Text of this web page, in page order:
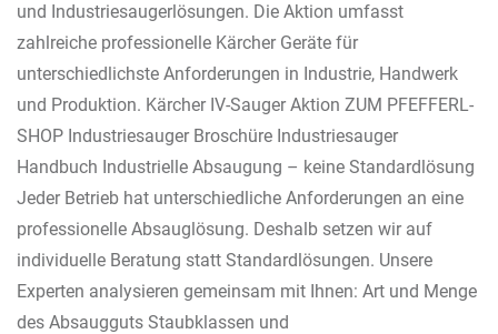
und Industriesaugerlösungen. Die Aktion umfasst
zahlreiche professionelle Kärcher Geräte für
unterschiedlichste Anforderungen in Industrie, Handwerk
und Produktion. Kärcher IV-Sauger Aktion ZUM PFEFFERL-
SHOP Industriesauger Broschüre Industriesauger
Handbuch Industrielle Absaugung – keine Standardlösung
Jeder Betrieb hat unterschiedliche Anforderungen an eine
professionelle Absauglösung. Deshalb setzen wir auf
individuelle Beratung statt Standardlösungen. Unsere
Experten analysieren gemeinsam mit Ihnen: Art und Menge
des Absaugguts Staubklassen und